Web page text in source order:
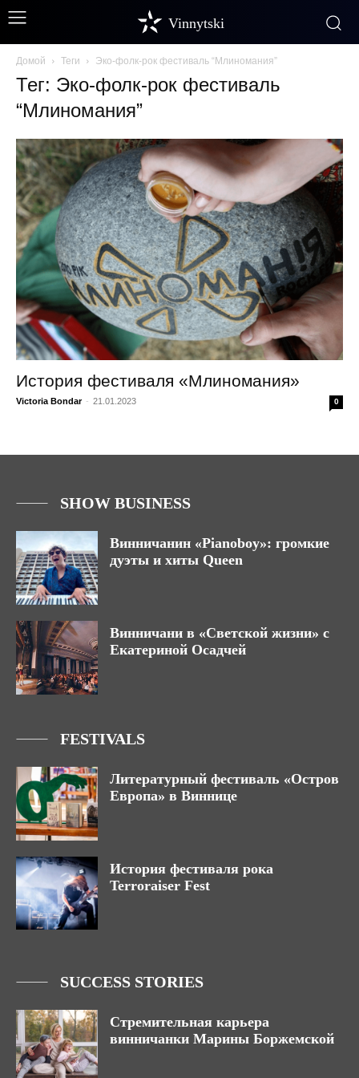
Vinnytski
Домой Теги Эко-фолк-рок фестиваль “Млиномания”
Тег: Эко-фолк-рок фестиваль
“Млиномания”
История фестиваля «Млиномания»
Victoria Bondar - 21.01.2023 0
SHOW BUSINESS
Винничанин «Pianoboy»: громкие
дуэты и хиты Queen
Винничани в «Светской жизни» с
Екатериной Осадчей
FESTIVALS
Литературный фестиваль «Остров
Европа» в Виннице
История фестиваля рока
Terroraiser Fest
SUCCESS STORIES
Стремительная карьера
винничанки Марины Боржемской